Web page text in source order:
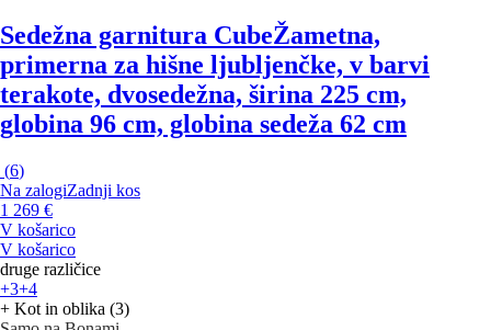
Sedežna garnitura CubeŽametna,
primerna za hišne ljubljenčke, v barvi
terakote, dvosedežna, širina 225 cm,
globina 96 cm, globina sedeža 62 cm
(6)
Na zalogiZadnji kos
1 269 €
V košarico
V košarico
druge različice
+3+4
+ Kot in oblika (3)